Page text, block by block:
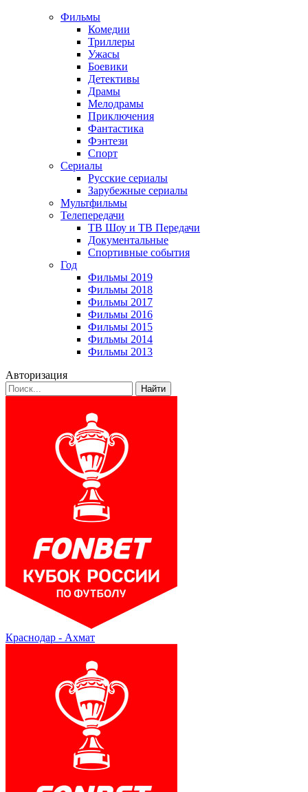
Фильмы
Комедии
Триллеры
Ужасы
Боевики
Детективы
Драмы
Мелодрамы
Приключения
Фантастика
Фэнтези
Спорт
Сериалы
Русские сериалы
Зарубежные сериалы
Мультфильмы
Телепередачи
ТВ Шоу и ТВ Передачи
Документальные
Спортивные события
Год
Фильмы 2019
Фильмы 2018
Фильмы 2017
Фильмы 2016
Фильмы 2015
Фильмы 2014
Фильмы 2013
Авторизация
Найти
Краснодар - Ахмат